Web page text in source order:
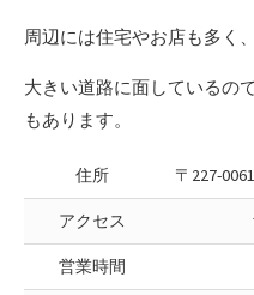
周辺には住宅やお店も多く
大きい道路に面しているの
もあります。
住所 〒227-
アクセス
営業時間